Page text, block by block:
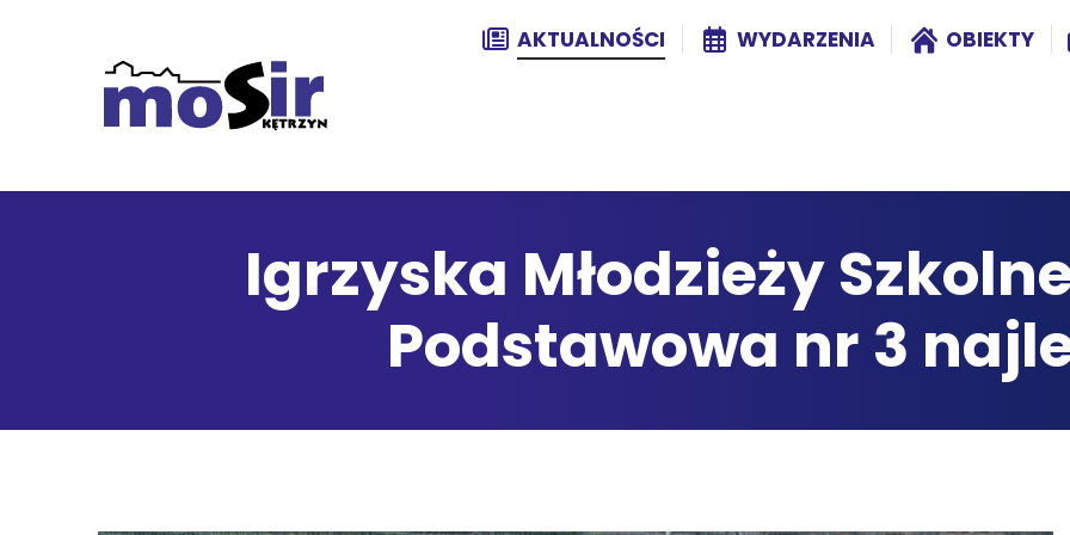
AKTUALNOŚCI WYDARZENIA OBIEKTY
Igrzyska Młodzieży
Podstawowa nr 3